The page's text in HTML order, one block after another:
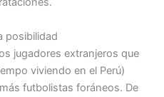
posibilidad
jugadores extranjeros que
viviendo en el Perú)
futbolistas foráneos. De